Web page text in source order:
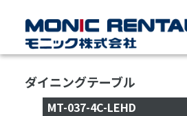
ダイニングテーブル
MT-037-4C-LEHD